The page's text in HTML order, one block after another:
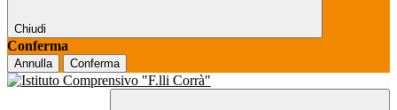
Chiudi
Conferma
Annulla Conferma